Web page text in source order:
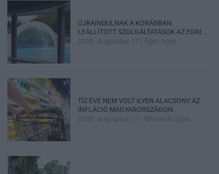
ÚJRAINDULNAK A KORÁBBAN
LEÁLLÍTOTT SZOLGÁLTATÁSOK AZ EGRI...
2026. augusztus 07 Eger ügye
TÍZ ÉVE NEM VOLT ILYEN ALACSONY AZ
INFLÁCIÓ MAGYARORSZÁGON
2026. augusztus 07 Mindenki ügye